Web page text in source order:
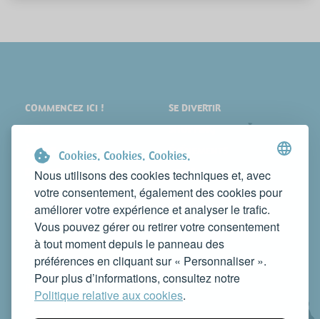
Cookies. Cookies. Cookies.
Nous utilisons des cookies techniques et, avec
votre consentement, également des cookies pour
améliorer votre expérience et analyser le trafic.
Vous pouvez gérer ou retirer votre consentement
à tout moment depuis le panneau des
préférences en cliquant sur « Personnaliser ».
Pour plus d’informations, consultez notre
Politique relative aux cookies.
COMMENCEZ ICI !
À VOIR
DORMIR
MANGER
SE DIVERTIR
ÉVÉNEMENTS
NEWS
WEB TV
CONTACTS
FAITES CONNAÎTRE VOTRE ACTIVITÉ
CONTACTEZ-NOUS POUR LA PUBLIER SUR CE SITE
info@rivieradelconero.tv
Privacy Policy